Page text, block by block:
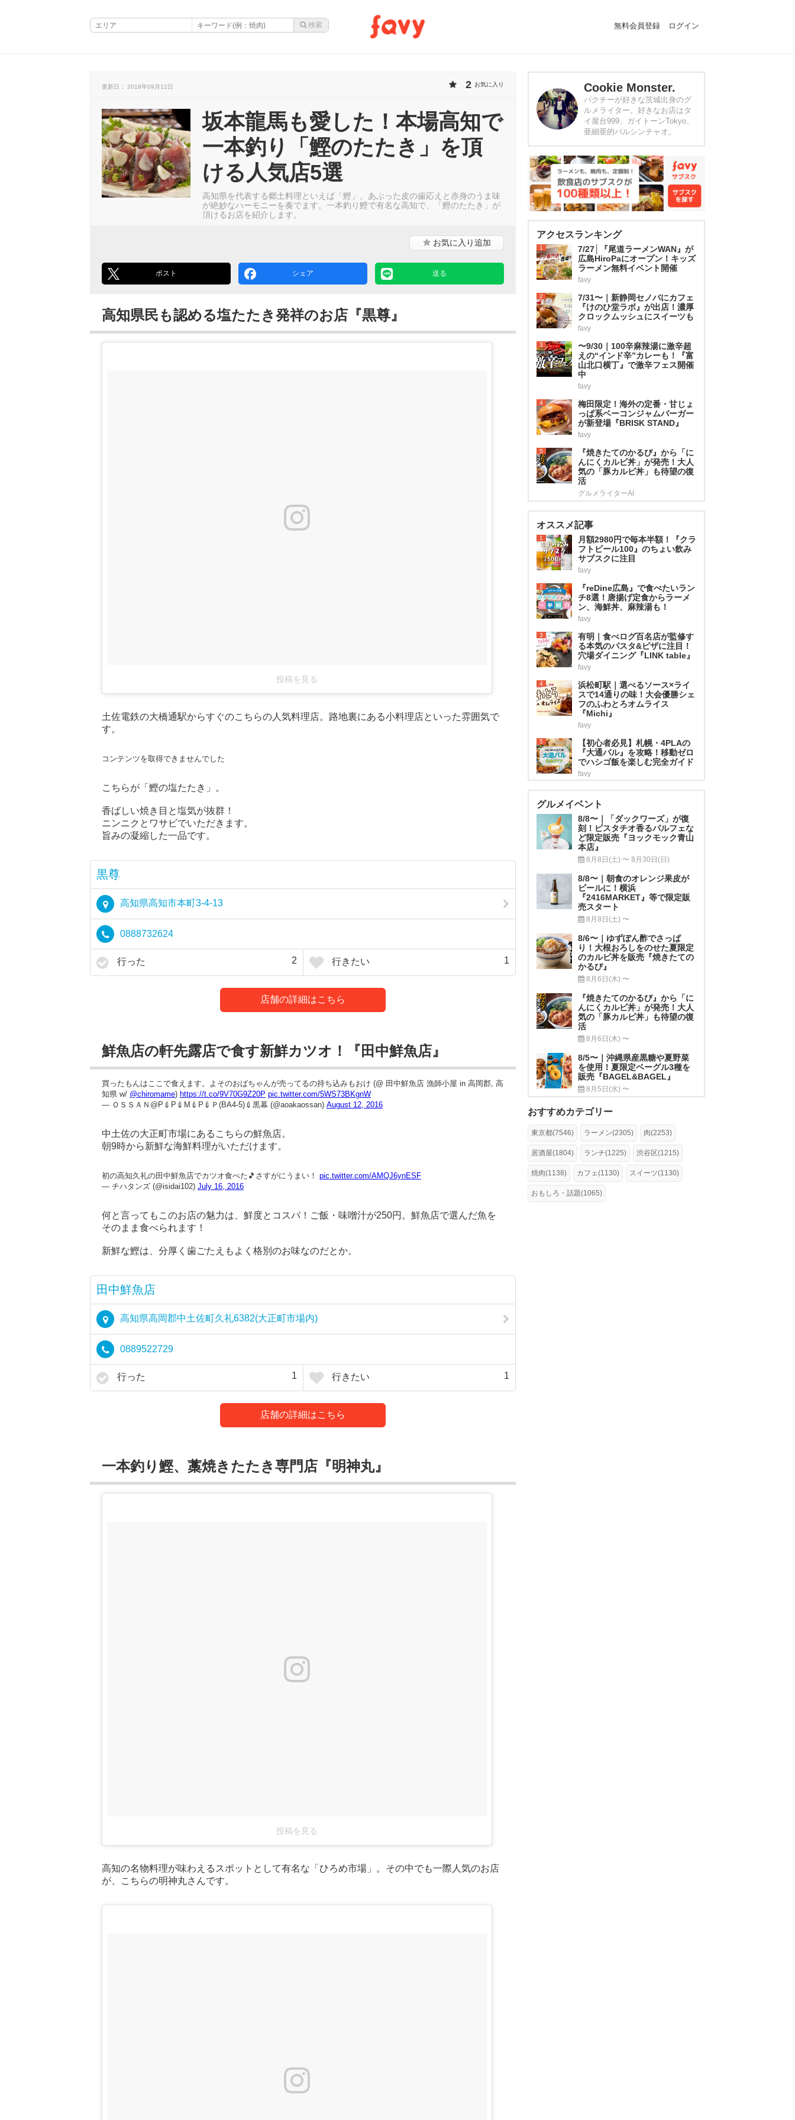
無料会員登録 ログイン
更新日： 2018年09月12日 2 お気に入り
坂本龍馬も愛した！本場高知で
一本釣り「鰹のたたき」を頂
ける人気店5選
高知県を代表する郷土料理といえば「鰹」。あぶった皮の歯応えと赤身のうま味
が絶妙なハーモニーを奏でます。一本釣り鰹で有名な高知で、「鰹のたたき」が
頂けるお店を紹介します。
お気に入り追加
ポスト シェア 送る
高知県民も認める塩たたき発祥のお店『黒尊』
投稿を見る
土佐電鉄の大橋通駅からすぐのこちらの人気料理店。路地裏にある小料理店といった雰囲気で
す。
コンテンツを取得できませんでした
こちらが「鰹の塩たたき」。
香ばしい焼き目と塩気が抜群！
ニンニクとワサビでいただきます。
旨みの凝縮した一品です。
黒尊
高知県高知市本町3-4-13
0888732624
行った 2 行きたい 1
店舗の詳細はこちら
鮮魚店の軒先露店で食す新鮮カツオ！『田中鮮魚店』
買ったもんはここで食えます。よそのおばちゃんが売ってるの持ち込みもおけ (@ 田中鮮魚店 漁師小屋 in 高岡郡, 高
知県 w/ @chiromame) https://t.co/9V70G9Z20P pic.twitter.com/5WS73BKgnW
— ＯＳＳＡＮ@P💉P💉M💉P💉Ｐ(BA4-5)💉黒幕 (@aoakaossan) August 12, 2016
中土佐の大正町市場にあるこちらの鮮魚店。
朝9時から新鮮な海鮮料理がいただけます。
初の高知久礼の田中鮮魚店でカツオ食べた🎵さすがにうまい！ pic.twitter.com/AMQJ6ynESF
— チハタンズ (@isidai102) July 16, 2016
何と言ってもこのお店の魅力は、鮮度とコスパ！ご飯・味噌汁が250円。鮮魚店で選んだ魚を
そのまま食べられます！
新鮮な鰹は、分厚く歯ごたえもよく格別のお味なのだとか。
田中鮮魚店
高知県高岡郡中土佐町久礼6382(大正町市場内)
0889522729
行った 1 行きたい 1
店舗の詳細はこちら
一本釣り鰹、藁焼きたたき専門店『明神丸』
投稿を見る
高知の名物料理が味わえるスポットとして有名な「ひろめ市場」。その中でも一際人気のお店
が、こちらの明神丸さんです。
Cookie Monster.
パクチーが好きな茨城出身のグ
ルメライター。好きなお店はタ
イ屋台999、ガイトーンTokyo、
亜細亜的バルシンチャオ。
アクセスランキング
1
7/27│『尾道ラーメンWAN』が
広島HiroPaにオープン！キッズ
ラーメン無料イベント開催
favy
2
7/31〜｜新静岡セノバにカフェ
『けのひ堂ラボ』が出店！濃厚
クロックムッシュにスイーツも
favy
3
〜9/30｜100辛麻辣湯に激辛超
えの“インド辛”カレーも！『富
山北口横丁』で激辛フェス開催
中
favy
4
梅田限定！海外の定番・甘じょ
っぱ系ベーコンジャムバーガー
が新登場『BRISK STAND』
favy
5
『焼きたてのかるび』から「に
んにくカルビ丼」が発売！大人
気の「豚カルビ丼」も待望の復
活
グルメライターAI
オススメ記事
1
月額2980円で毎本半額！『クラ
フトビール100』のちょい飲み
サブスクに注目
favy
2
『reDine広島』で食べたいラン
チ8選！唐揚げ定食からラーメ
ン、海鮮丼、麻辣湯も！
favy
3
有明｜食べログ百名店が監修す
る本気のパスタ&ピザに注目！
穴場ダイニング『LINK table』
favy
4
浜松町駅｜選べるソース×ライ
スで14通りの味！大会優勝シェ
フのふわとろオムライス
『Michi』
favy
5
【初心者必見】札幌・4PLAの
『大通バル』を攻略！移動ゼロ
でハシゴ飯を楽しむ完全ガイド
favy
グルメイベント
8/8〜｜「ダックワーズ」が復
刻！ピスタチオ香るパルフェな
ど限定販売『ヨックモック青山
本店』
8月8日(土) 〜 8月30日(日)
8/8〜｜朝食のオレンジ果皮が
ビールに！横浜
『2416MARKET』等で限定販
売スタート
8月8日(土) 〜
8/6〜｜ゆずぽん酢でさっぱ
り！大根おろしをのせた夏限定
のカルビ丼を販売『焼きたての
かるび』
8月6日(木) 〜
『焼きたてのかるび』から「に
んにくカルビ丼」が発売！大人
気の「豚カルビ丼」も待望の復
活
8月6日(木) 〜
8/5〜｜沖縄県産黒糖や夏野菜
を使用！夏限定ベーグル3種を
販売『BAGEL&BAGEL』
8月5日(水) 〜
おすすめカテゴリー
東京都(7546) ラーメン(2305) 肉(2253)
居酒屋(1804) ランチ(1225) 渋谷区(1215)
焼肉(1138) カフェ(1130) スイーツ(1130)
おもしろ・話題(1065)